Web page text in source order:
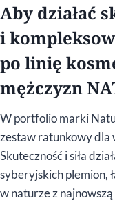
Aby działać
i
po linię
mężczyzn
W portfolio marki
zestaw ratunkowy dla
Skuteczność i siła
syberyjskich plemion,
w naturze z